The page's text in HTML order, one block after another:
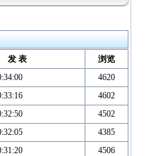
发 表
浏览
4620
4602
4502
4385
4506